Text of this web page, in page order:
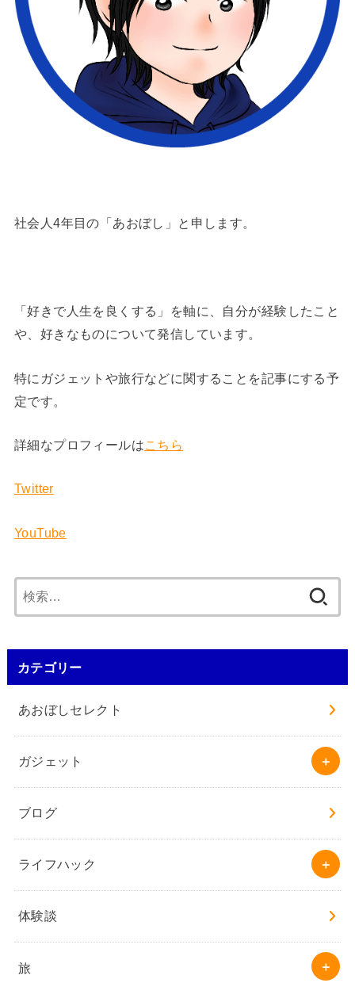
社会人4年目の「あおぼし」と申します。
「好きで人生を良くする」を軸に、自分が経験したこと
や、好きなものについて発信しています。
特にガジェットや旅行などに関することを記事にする予
定です。
詳細なプロフィールはこちら
Twitter
YouTube
索:
カテゴリー
あおぼしセレクト
ガジェット
ブログ
ライフハック
体験談
旅